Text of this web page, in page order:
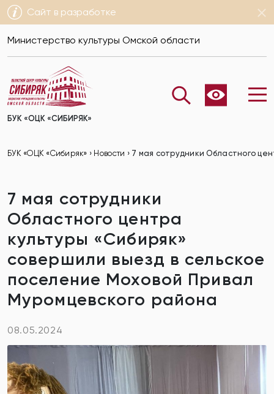
Сайт в разработке
Министерство культуры Омской области
БУК «ОЦК «СИБИРЯК»
БУК «ОЦК «Сибиряк» › Новости › 7 мая сотрудники Областного
7 мая сотрудники
Областного центра
культуры «Сибиряк»
совершили выезд в сельское
поселение Моховой Привал
Муромцевского района
08.05.2024